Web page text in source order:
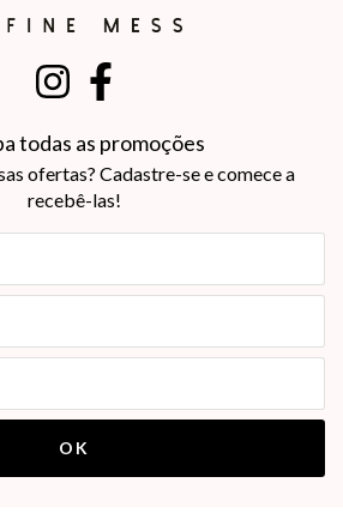
todas as promoções
ofertas? Cadastre-se e comece a
recebê-las!